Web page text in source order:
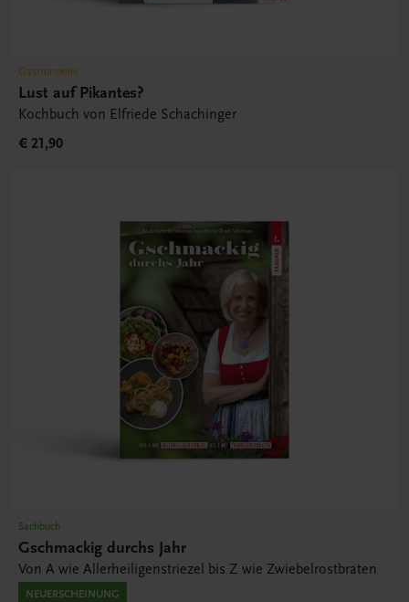
Gastronomie
Lust auf Pikantes?
Kochbuch von Elfriede Schachinger
€ 21,90
Sachbuch
Gschmackig durchs Jahr
Von A wie Allerheiligenstriezel bis Z wie Zwiebelrostbraten
NEUERSCHEINUNG